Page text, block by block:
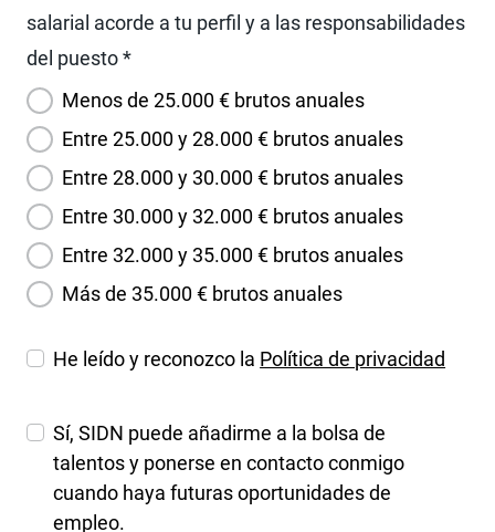
salarial acorde a tu perfil y a las responsabilidades
del puesto *
Menos de 25.000 € brutos anuales
Entre 25.000 y 28.000 € brutos anuales
Entre 28.000 y 30.000 € brutos anuales
Entre 30.000 y 32.000 € brutos anuales
Entre 32.000 y 35.000 € brutos anuales
Más de 35.000 € brutos anuales
He leído y reconozco la Política de privacidad
Sí, SIDN puede añadirme a la bolsa de
talentos y ponerse en contacto conmigo
cuando haya futuras oportunidades de
empleo.